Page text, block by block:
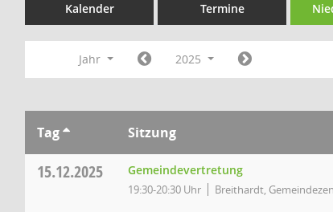
Kalender Termine
Jahr 2025
Tag Sitzung
15.12.2025 Gemeindevertretung
19:30-20:30 Uhr Breithardt,